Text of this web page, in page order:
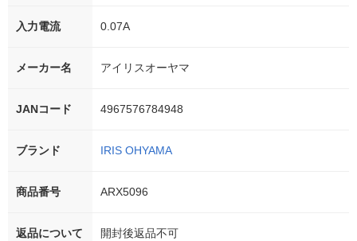
入力電流 0.07A
メーカー名 アイリスオーヤマ
JANコード 4967576784948
ブランド IRIS OHYAMA
商品番号 ARX5096
返品について
開封後返品不可